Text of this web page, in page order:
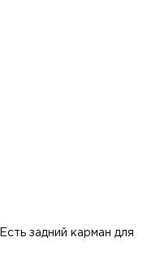
задний карман для